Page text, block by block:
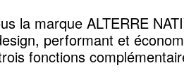
la marque ALTERRE
performant et
fonctions